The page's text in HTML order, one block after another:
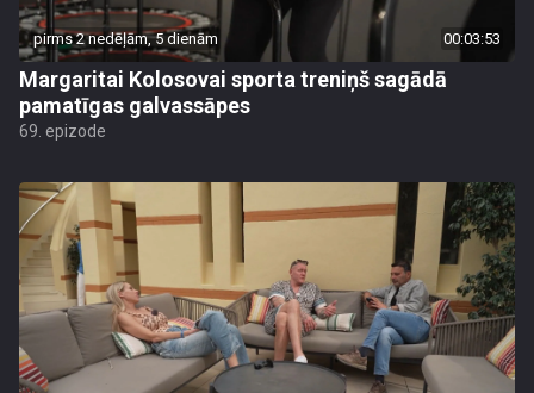
pirms 2 nedēļām, 5 dienām 00:03:53
Margaritai Kolosovai sporta treniņš sagādā
pamatīgas galvassāpes
69. epizode